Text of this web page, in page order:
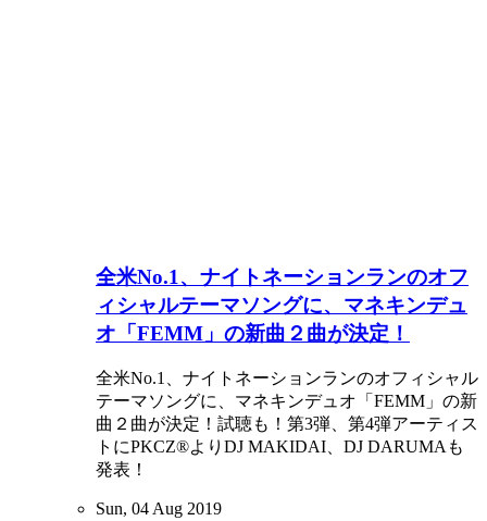
全米No.1、ナイトネーションランのオフ
ィシャルテーマソングに、マネキンデュ
オ「FEMM」の新曲２曲が決定！
全米No.1、ナイトネーションランのオフィシャル
テーマソングに、マネキンデュオ「FEMM」の新
曲２曲が決定！試聴も！第3弾、第4弾アーティス
トにPKCZ®よりDJ MAKIDAI、DJ DARUMAも
発表！
Sun, 04 Aug 2019